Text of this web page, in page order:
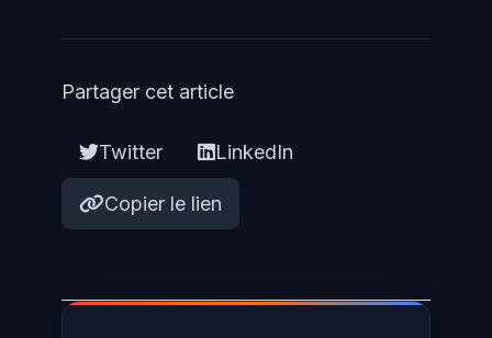
Partager cet article
Twitter LinkedIn
Copier le lien